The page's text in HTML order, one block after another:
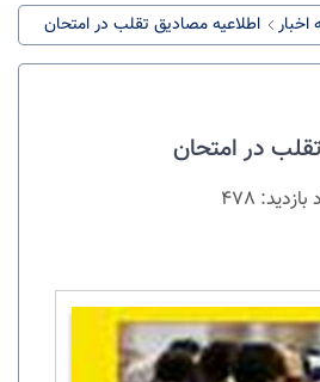
اطلاعیه مصادیق تقلب در امتحان
در امتحان
478